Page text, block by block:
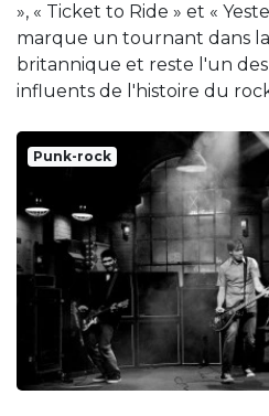
», « Ticket to Ride » et «
marque un tournant dans
britannique et reste l'un
influents de l'histoire du
Punk-rock